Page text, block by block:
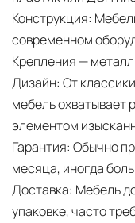
Конструкция:
современном
Крепления —
Дизайн: От
мебель охватывает
элементом
Гарантия: Обычно
месяца, иногда
Доставка: Мебель
упаковке, часто